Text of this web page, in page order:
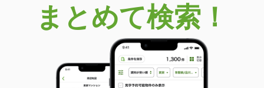
愛媛県松山市余戸東５丁目
3.40万円
愛媛県松山市余戸東５丁目
専有面積 23.18m²
間取り
1K
まとめて検索！